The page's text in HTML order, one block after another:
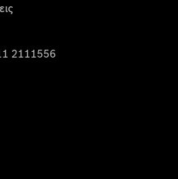
2111556